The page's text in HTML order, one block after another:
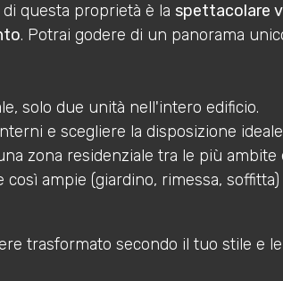
questa proprietà è la spettacolare
. Potrai godere di un panorama
solo due unità nell'intero edificio.
e scegliere la disposizione
zona residenziale tra le più ambite
ampie (giardino, rimessa,
trasformato secondo il tuo stile e